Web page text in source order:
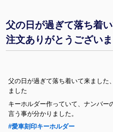
父の日が過ぎて落ち着
注文ありがとうござい
父の日が過ぎて落ち着いて来ました
ました
キーホルダー作っていて、ナンバー
言う事が分かりました。
#愛車刻印キーホルダー